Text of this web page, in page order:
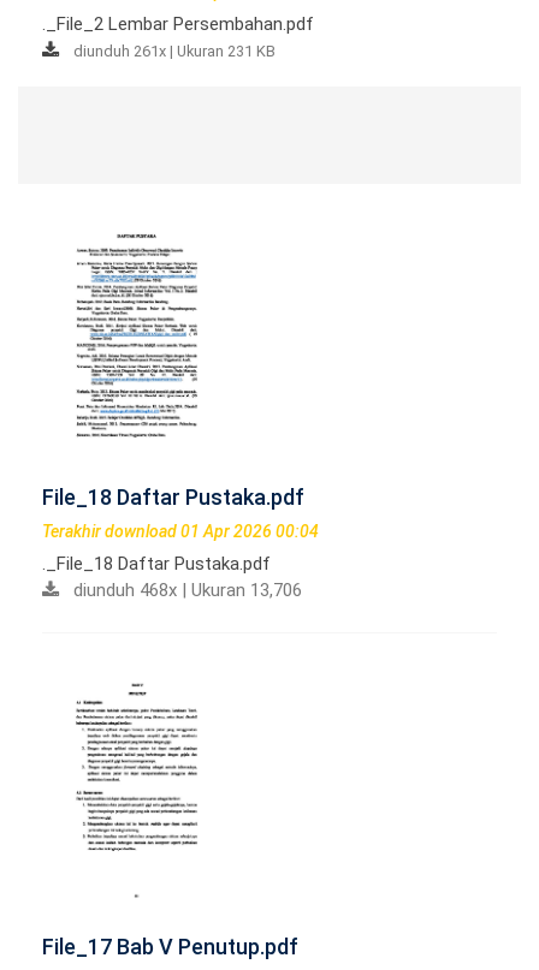
._File_2 Lembar Persembahan.pdf
diunduh 261x | Ukuran 231 KB
File_18 Daftar Pustaka.pdf
Terakhir download 01 Apr 2026 00:04
._File_18 Daftar Pustaka.pdf
diunduh 468x | Ukuran 13,706
File_17 Bab V Penutup.pdf